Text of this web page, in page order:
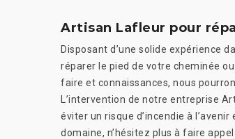
Artisan Lafleur pour
Disposant d’une solide expérience
réparer le pied de votre cheminée
faire et connaissances, nous
L’intervention de notre entreprise
éviter un risque d’incendie à
domaine, n’hésitez plus à faire